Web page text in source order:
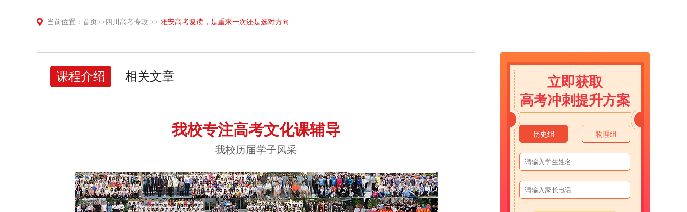
当前位置： 首页 >> 四川高考专攻 >> 雅安高考复读，是重来一次还是选对方向
课程介绍 相关文章
我校专注高考文化课辅导
我校历届学子风采
立即获取
高考冲刺提升方案
历史组 物理组